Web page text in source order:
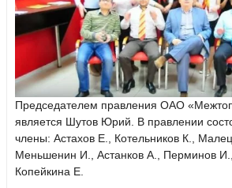
Председателем правления ОАО
является Шутов Юрий. В правлении
члены: Астахов Е., Котельников К.,
Меньшенин И., Астанков А., Перминов
Копейкина Е.